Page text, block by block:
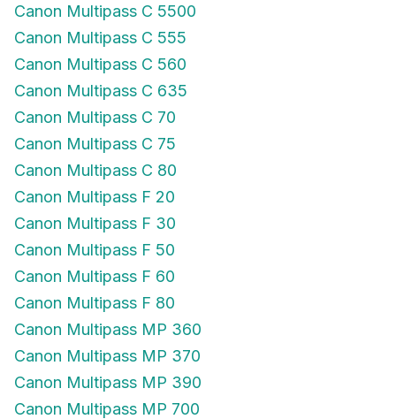
Canon Multipass C 5500
Canon Multipass C 555
Canon Multipass C 560
Canon Multipass C 635
Canon Multipass C 70
Canon Multipass C 75
Canon Multipass C 80
Canon Multipass F 20
Canon Multipass F 30
Canon Multipass F 50
Canon Multipass F 60
Canon Multipass F 80
Canon Multipass MP 360
Canon Multipass MP 370
Canon Multipass MP 390
Canon Multipass MP 700